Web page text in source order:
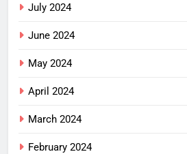
July 2024
June 2024
May 2024
April 2024
March 2024
February 2024